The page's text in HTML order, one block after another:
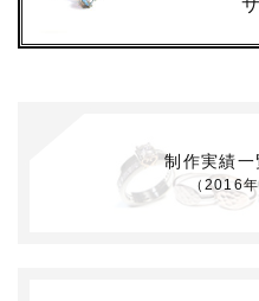
制作実績
（2016